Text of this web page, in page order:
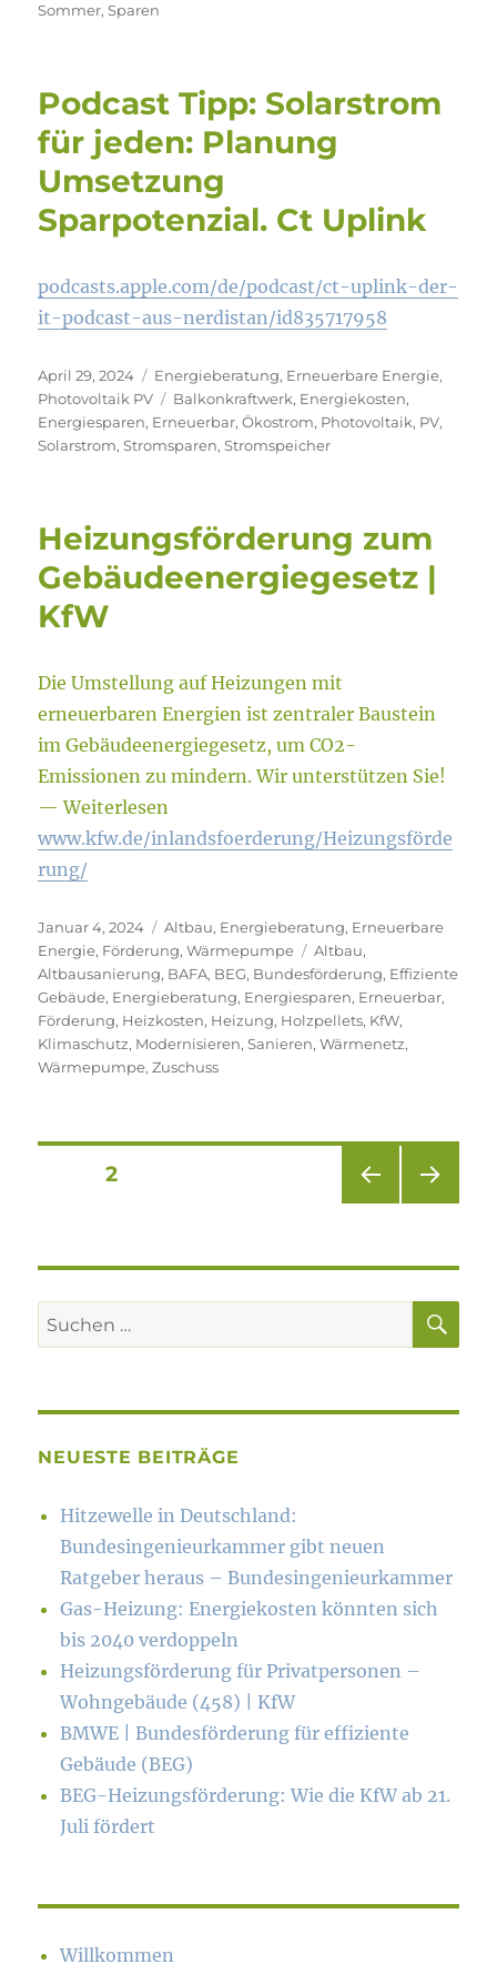
Sommer,Sparen
Podcast Tipp: Solarstrom
für jeden: Planung
Umsetzung
Sparpotenzial. Ct Uplink
podcasts.apple.com/de/podcast/ct-uplink-der-
it-podcast-aus-nerdistan/id835717958
Veröffentlicht
am
April 29, 2024 Kategorien
Energieberatung, Erneuerbare Energie,
Photovoltaik PV
Schlagwörter
Balkonkraftwerk, Energiekosten,
Energiesparen, Erneuerbar,Ökostrom, Photovoltaik, PV,
Solarstrom,Stromsparen,Stromspeicher
Heizungsförderung zum
Gebäudeenergiegesetz |
KfW
Die Umstellung auf Heizungen mit
erneuerbaren Energien ist zentraler Baustein
im Gebäudeenergiegesetz, um CO2-
Emissionen zu mindern. Wir unterstützen Sie!
— Weiterlesen
www.kfw.de/inlandsfoerderung/Heizungsförde
rung/
Veröffentlicht
am
Januar 4, 2024 Kategorien
Altbau, Energieberatung, Erneuerbare
Energie, Förderung,Wärmepumpe Schlagwörter
Altbau,
Altbausanierung, BAFA, BEG, Bundesförderung, Effiziente
Gebäude, Energieberatung, Energiesparen, Erneuerbar,
Förderung, Heizkosten, Heizung, Holzpellets, KfW,
Klimaschutz, Modernisieren,Sanieren,Wärmenetz,
Wärmepumpe,Zuschuss
Seitennummerierung
Beiträge
SEIT
E
SEITE2
E
Suchen
nach:
NEUESTE BEITRÄGE
Hitzewelle in Deutschland:
Bundesingenieurkammer gibt neuen
Ratgeber heraus – Bundesingenieurkammer
Gas-Heizung: Energiekosten könn­ten sich
bis 2040 verdoppeln
Heizungsförderung für Privatpersonen –
Wohngebäude (458) | KfW
BMWE | Bundesförderung für effiziente
Gebäude (BEG)
BEG-Heizungsförderung: Wie die KfW ab 21.
Juli fördert
Willkommen